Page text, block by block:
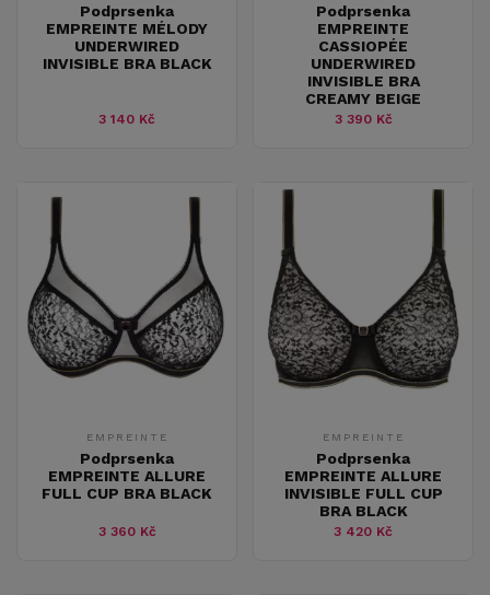
Podprsenka
EMPREINTE MÉLODY
UNDERWIRED
INVISIBLE BRA BLACK
3 140 Kč
Podprsenka
EMPREINTE
CASSIOPÉE
UNDERWIRED
INVISIBLE BRA
CREAMY BEIGE
3 390 Kč
EMPREINTE
Podprsenka
EMPREINTE ALLURE
FULL CUP BRA BLACK
3 360 Kč
EMPREINTE
Podprsenka
EMPREINTE ALLURE
INVISIBLE FULL CUP
BRA BLACK
3 420 Kč